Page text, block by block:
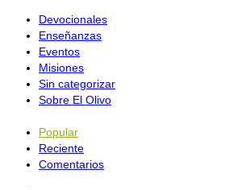
Devocionales
Enseñanzas
Eventos
Misiones
Sin categorizar
Sobre El Olivo
Popular
Reciente
Comentarios